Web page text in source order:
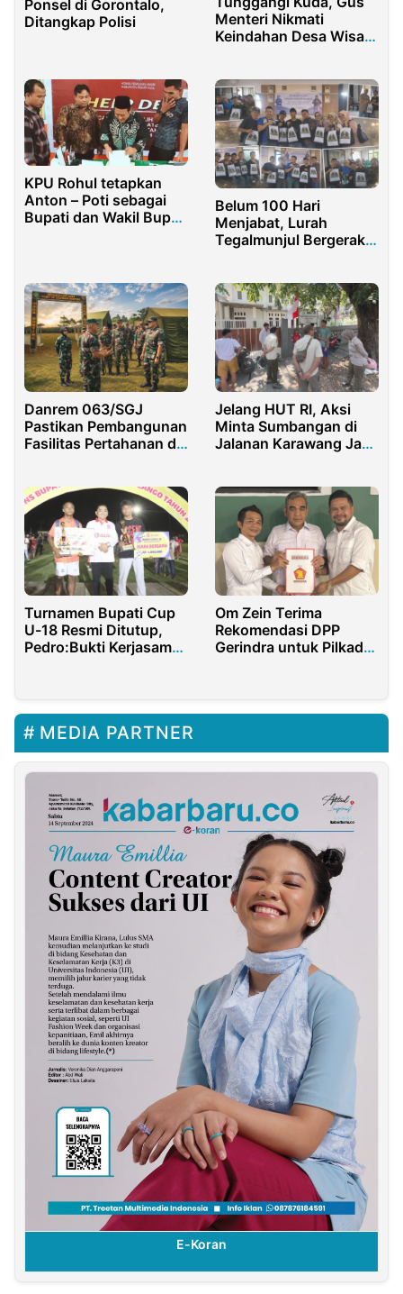
Ponsel di Gorontalo,
Ditangkap Polisi
Menteri Nikmati
Keindahan Desa Wisata
KPU Rohul tetapkan
Anton – Poti sebagai
Bupati dan Wakil Bupati
Belum 100 Hari
Menjabat, Lurah
Tegalmunjul Bergerak
Danrem 063/SGJ
Pastikan Pembangunan
Fasilitas Pertahanan di
Jelang HUT RI, Aksi
Minta Sumbangan di
Jalanan Karawang Jadi
Turnamen Bupati Cup
U-18 Resmi Ditutup,
Pedro:Bukti Kerjasama
Om Zein Terima
Rekomendasi DPP
Gerindra untuk Pilkada
MEDIA PARTNER
E-Koran